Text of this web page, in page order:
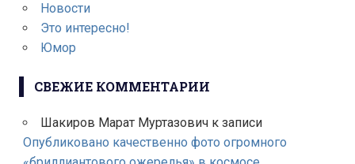
Новости
Это интересно!
Юмор
СВЕЖИЕ КОММЕНТАРИИ
Шакиров Марат Муртазовичк записи
Опубликовано качественно фото огромного